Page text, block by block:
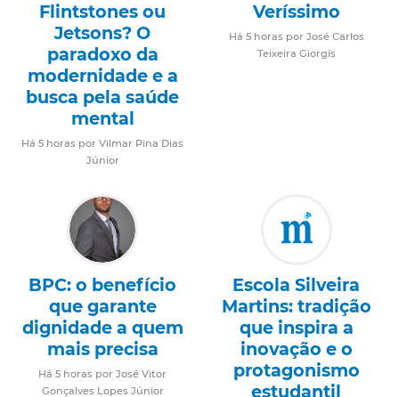
Flintstones ou
Jetsons? O
paradoxo da
modernidade e a
busca pela saúde
mental
Há 5 horas por Vilmar Pina Dias
Júnior
Veríssimo
Há 5 horas por José Carlos
Teixeira Giorgis
BPC: o benefício
que garante
dignidade a quem
mais precisa
Há 5 horas por José Vitor
Gonçalves Lopes Júnior
Escola Silveira
Martins: tradição
que inspira a
inovação e o
protagonismo
estudantil